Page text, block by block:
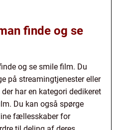
finde og se
og se smile film. Du
på streamingtjenester eller
har en kategori dedikeret
Du kan også spørge
fællesskaber for